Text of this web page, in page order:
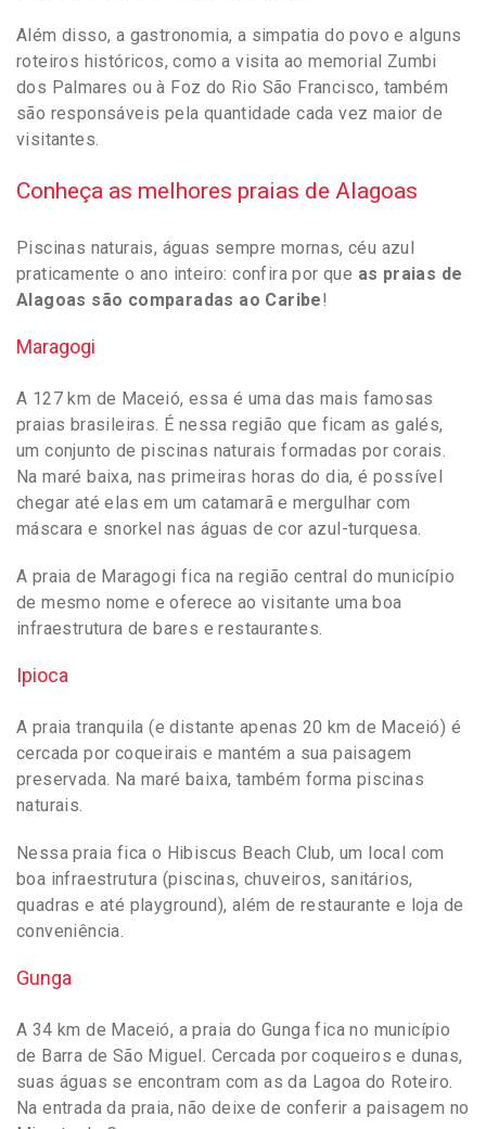
Além disso, a gastronomia, a simpatia do povo e alguns
roteiros históricos, como a visita ao memorial Zumbi
dos Palmares ou à Foz do Rio São Francisco, também
são responsáveis pela quantidade cada vez maior de
visitantes.
Conheça as melhores praias de Alagoas
Piscinas naturais, águas sempre mornas, céu azul
praticamente o ano inteiro: confira por que as praias de
Alagoas são comparadas ao Caribe!
Maragogi
A 127 km de Maceió, essa é uma das mais famosas
praias brasileiras. É nessa região que ficam as galés,
um conjunto de piscinas naturais formadas por corais.
Na maré baixa, nas primeiras horas do dia, é possível
chegar até elas em um catamarã e mergulhar com
máscara e snorkel nas águas de cor azul-turquesa.
A praia de Maragogi fica na região central do município
de mesmo nome e oferece ao visitante uma boa
infraestrutura de bares e restaurantes.
Ipioca
A praia tranquila (e distante apenas 20 km de Maceió) é
cercada por coqueirais e mantém a sua paisagem
preservada. Na maré baixa, também forma piscinas
naturais.
Nessa praia fica o Hibiscus Beach Club, um local com
boa infraestrutura (piscinas, chuveiros, sanitários,
quadras e até playground), além de restaurante e loja de
conveniência.
Gunga
A 34 km de Maceió, a praia do Gunga fica no município
de Barra de São Miguel. Cercada por coqueiros e dunas,
suas águas se encontram com as da Lagoa do Roteiro.
Na entrada da praia, não deixe de conferir a paisagem no